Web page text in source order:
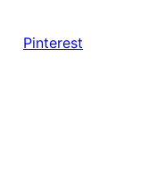
Pinterest